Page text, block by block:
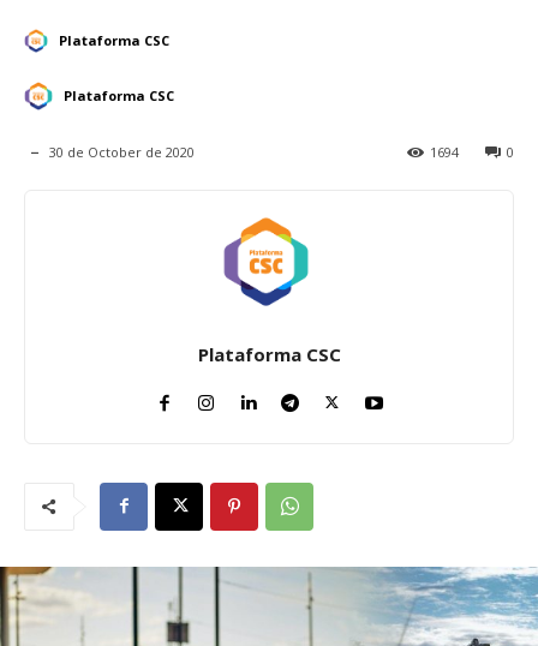
Plataforma CSC
Plataforma CSC
30 de October de 2020 0
1694
Plataforma CSC